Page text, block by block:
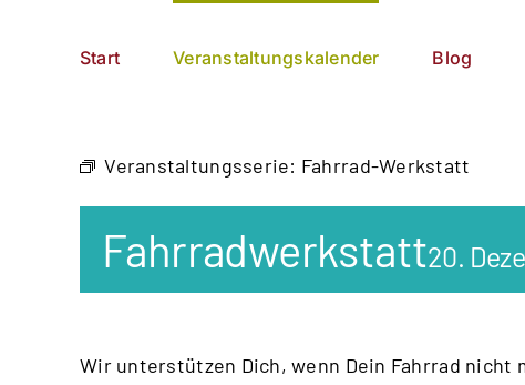
Start Veranstaltungskalender Blog
Veranstaltungsserie: Fahrrad-Werkstatt
Fahrradwerkstatt20.
Wir unterstützen Dich, wenn Dein Fahrrad nicht